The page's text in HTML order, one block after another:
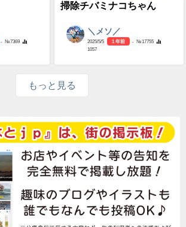
- №7369
掃除チバミナコちゃん
＼メソ／
2025/5/5 1 年前
- №17755
1057
もっと見る